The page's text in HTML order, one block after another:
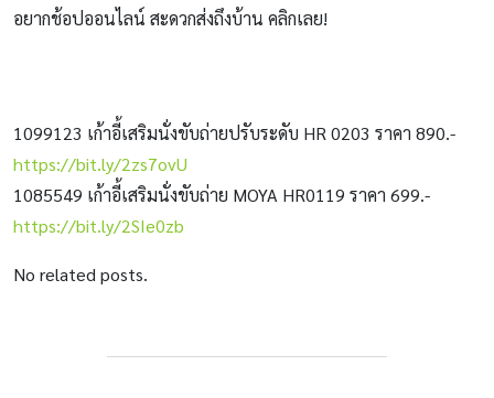
อยากช้อปออนไลน์ สะดวกส่งถึงบ้าน คลิกเลย!
1099123 เก้าอี้เสริมนั่งขับถ่ายปรับระดับ HR 0203 ราคา 890.-
https://bit.ly/2zs7ovU
1085549 เก้าอี้เสริมนั่งขับถ่าย MOYA HR0119 ราคา 699.-
https://bit.ly/2SIe0zb
No related posts.